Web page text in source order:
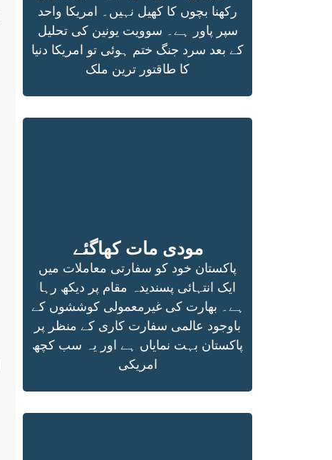
رکھنا بچوں کا کھیل نہیں۔ امریکا واحد
سپر پاور ہے۔ سوویت یونین کی تحلیل
کے بعد سرد جنگ ختم ہوئی تو امریکا دنیا
کا طاقتور ترین ملک
مودی مات کھاگئے
پاکستان خود کو سفارتی معاملات میں
ایک انتہائی پسندیدہ مقام پر دیکھ رہا
ہے۔ بھارت کی غیرمعمولی کوششوں کے
باوجود عالمی سفارت کاری کے منظر پر
پاکستان بہت نمایاں ہے اور یہ سب کچھ
امریکی